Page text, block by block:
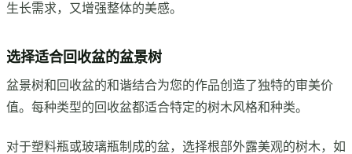
生长需求，又增强整体的美感。
选择适合回收盆的盆景树
盆景树和回收盆的和谐结合为您的作品创造了独特的审美价
值。每种类型的回收盆都适合特定的树木风格和种类。
对于塑料瓶或玻璃瓶制成的盆，选择根部外露美观的树木，如